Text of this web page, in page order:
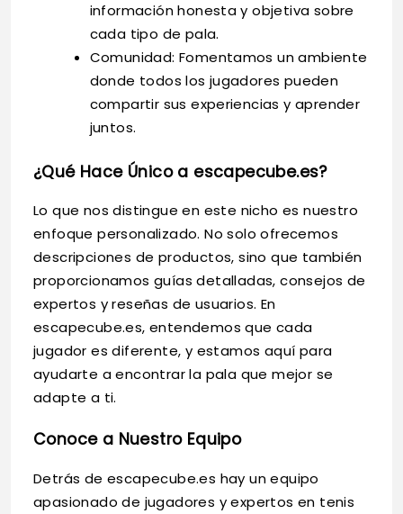
información honesta y objetiva sobre
cada tipo de pala.
Comunidad: Fomentamos un ambiente
donde todos los jugadores pueden
compartir sus experiencias y aprender
juntos.
¿Qué Hace Único a escapecube.es?
Lo que nos distingue en este nicho es nuestro
enfoque personalizado. No solo ofrecemos
descripciones de productos, sino que también
proporcionamos guías detalladas, consejos de
expertos y reseñas de usuarios. En
escapecube.es, entendemos que cada
jugador es diferente, y estamos aquí para
ayudarte a encontrar la pala que mejor se
adapte a ti.
Conoce a Nuestro Equipo
Detrás de escapecube.es hay un equipo
apasionado de jugadores y expertos en tenis